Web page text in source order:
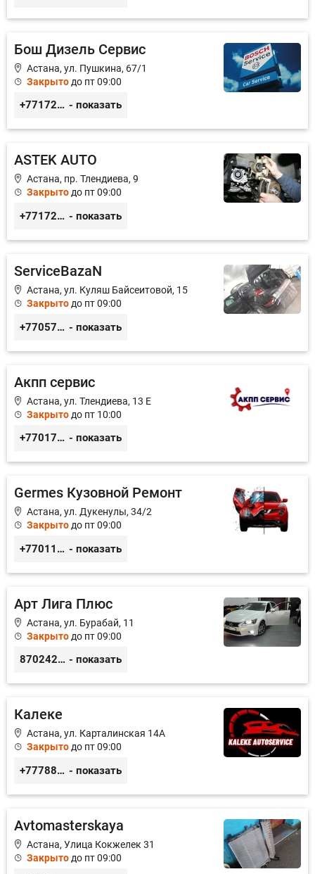
Бош Дизель Сервис
Астана, ул. Пушкина, 67/1
Закрыто до пт 09:00
+77172677103 - показать
ASTEK AUTO
Астана, пр. Тлендиева, 9
Закрытодо пт 09:00
+77172944444 - показать
ServiceBazaN
Астана, ул. Куляш Байсеитовой, 15
Закрыто до пт 09:00
+77057425938 - показать
Акпп сервис
Астана, ул. Тлендиева, 13 Е
Закрыто до пт 10:00
+77017929151 - показать
Germes Кузовной Ремонт
Астана, ул. Дукенулы, 34/2
Закрыто до пт 09:00
+77011203078 - показать
Арт Лига Плюс
Астана, ул. Бурабай, 11
Закрыто до пт 09:00
87024222822 - показать
Калеке
Астана, ул. Карталинская 14А
Закрыто до пт 09:00
+77788424140 - показать
Avtomasterskaya
Астана, Улица Кокжелек 31
Закрыто до пт 09:00